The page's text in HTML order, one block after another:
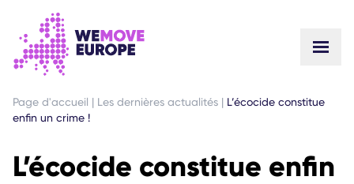
ALLER AU CONTENU PRINCIPAL
PASSER À LA NAVIGATION EN PIED DE PAGE
Page d'accueil | Les dernières actualités | L’écocide constitue
enfin un crime !
L’écocide constitue enfin